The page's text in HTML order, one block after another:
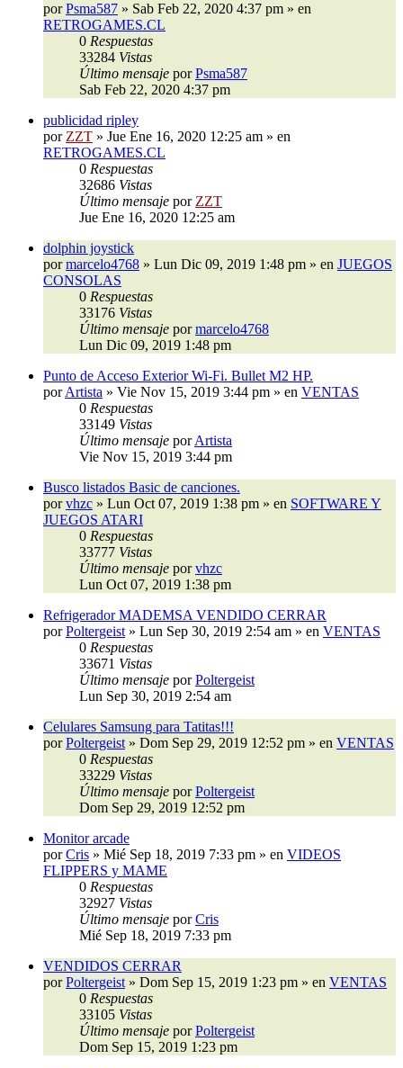
porPsma587 » Sab Feb 22, 2020 4:37 pm » en
RETROGAMES.CL
0 Respuestas
33284 Vistas
Último mensaje porPsma587
Sab Feb 22, 2020 4:37 pm
publicidad ripley
por ZZT » Jue Ene 16, 2020 12:25 am » en
RETROGAMES.CL
0 Respuestas
32686 Vistas
Último mensaje por ZZT
Jue Ene 16, 2020 12:25 am
dolphin joystick
pormarcelo4768 » Lun Dic 09, 2019 1:48 pm » en JUEGOS
CONSOLAS
0 Respuestas
33176 Vistas
Último mensaje pormarcelo4768
Lun Dic 09, 2019 1:48 pm
Punto de Acceso Exterior Wi-Fi. Bullet M2 HP.
porArtista » Vie Nov 15, 2019 3:44 pm » en VENTAS
0 Respuestas
33149 Vistas
Último mensaje porArtista
Vie Nov 15, 2019 3:44 pm
Busco listados Basic de canciones.
porvhzc » Lun Oct 07, 2019 1:38 pm » en SOFTWARE Y
JUEGOS ATARI
0 Respuestas
33777 Vistas
Último mensaje porvhzc
Lun Oct 07, 2019 1:38 pm
Refrigerador MADEMSA VENDIDO CERRAR
porPoltergeist » Lun Sep 30, 2019 2:54 am » en VENTAS
0 Respuestas
33671 Vistas
Último mensaje porPoltergeist
Lun Sep 30, 2019 2:54 am
Celulares Samsung para Tatitas!!!
porPoltergeist » Dom Sep 29, 2019 12:52 pm » en VENTAS
0 Respuestas
33229 Vistas
Último mensaje porPoltergeist
Dom Sep 29, 2019 12:52 pm
Monitor arcade
porCris » Mié Sep 18, 2019 7:33 pm » en VIDEOS
FLIPPERS y MAME
0 Respuestas
32927 Vistas
Último mensaje porCris
Mié Sep 18, 2019 7:33 pm
VENDIDOS CERRAR
porPoltergeist » Dom Sep 15, 2019 1:23 pm » en VENTAS
0 Respuestas
33105 Vistas
Último mensaje porPoltergeist
Dom Sep 15, 2019 1:23 pm